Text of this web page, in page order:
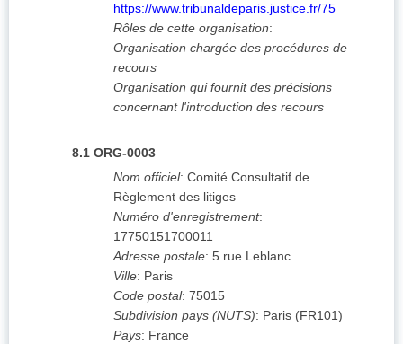
https://www.tribunaldeparis.justice.fr/75
Rôles de cette organisation:
Organisation chargée des procédures de
recours
Organisation qui fournit des précisions
concernant l'introduction des recours
8.1 ORG-0003
Nom officiel: Comité Consultatif de
Règlement des litiges
Numéro d'enregistrement:
17750151700011
Adresse postale: 5 rue Leblanc
Ville: Paris
Code postal: 75015
Subdivision pays (NUTS): Paris (FR101)
Pays: France